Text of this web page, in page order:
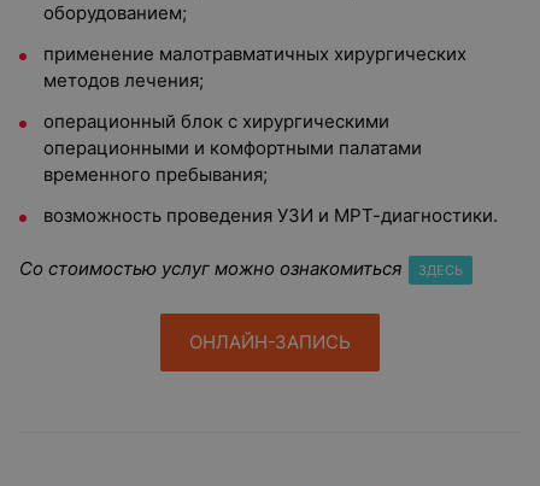
оборудованием;
применение малотравматичных хирургических
методов лечения;
операционный блок с хирургическими
операционными и комфортными палатами
временного пребывания;
возможность проведения УЗИ и МРТ-диагностики.
Со стоимостью услуг можно ознакомиться ЗДЕСЬ
ОНЛАЙН-ЗАПИСЬ